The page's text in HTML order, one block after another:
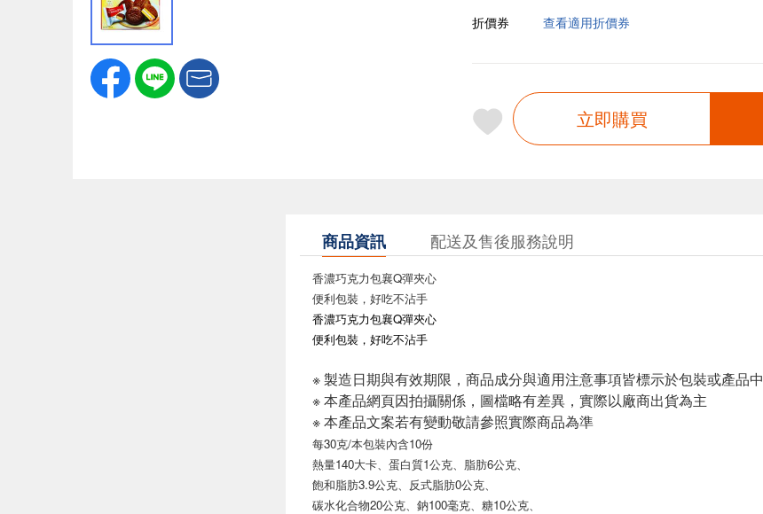
折價券
查看適用折價券
立即購買
商品資訊 配送及售後服務說明
香濃巧克力包襄Q彈夾心
便利包裝，好吃不沾手
香濃巧克力包襄Q彈夾心
便利包裝，好吃不沾手
※ 製造日期與有效期限，商品成分與適用注意事項皆標示於包裝或產品中
※ 本產品網頁因拍攝關係，圖檔略有差異，實際以廠商出貨為主
※ 本產品文案若有變動敬請參照實際商品為準
每30克/本包裝內含10份
熱量140大卡、 蛋白質1公克、 脂肪6公克、
飽和脂肪3.9公克、 反式脂肪0公克、
碳水化合物20公克、 鈉100毫克、 糖10公克、